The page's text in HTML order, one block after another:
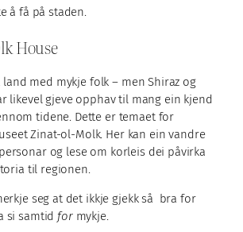
å få på staden.
House
med mykje folk – men Shiraz og
likevel gjeve opphav til mang ein kjend
tidene. Dette er temaet for
Zinat-ol-Molk. Her kan ein vandre
og lese om korleis dei påvirka
til regionen.
seg at det ikkje gjekk så bra for
si samtidformykje.